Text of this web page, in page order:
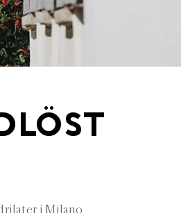
i Milano